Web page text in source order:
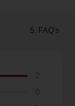
5. FAQ's